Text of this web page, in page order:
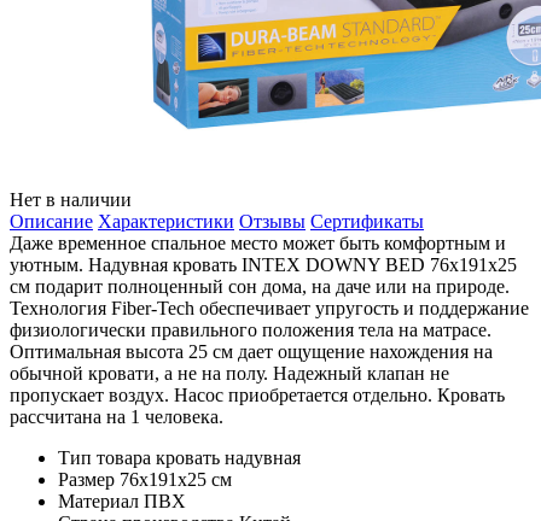
Нет в наличии
Описание Характеристики Отзывы Сертификаты
Даже временное спальное место может быть комфортным и
уютным. Надувная кровать INTEX DOWNY BED 76x191x25
см подарит полноценный сон дома, на даче или на природе.
Технология Fiber-Tech обеспечивает упругость и поддержание
физиологически правильного положения тела на матрасе.
Оптимальная высота 25 см дает ощущение нахождения на
обычной кровати, а не на полу. Надежный клапан не
пропускает воздух. Насос приобретается отдельно. Кровать
рассчитана на 1 человека.
Тип товара кровать надувная
Размер 76x191x25 см
Материал ПВХ